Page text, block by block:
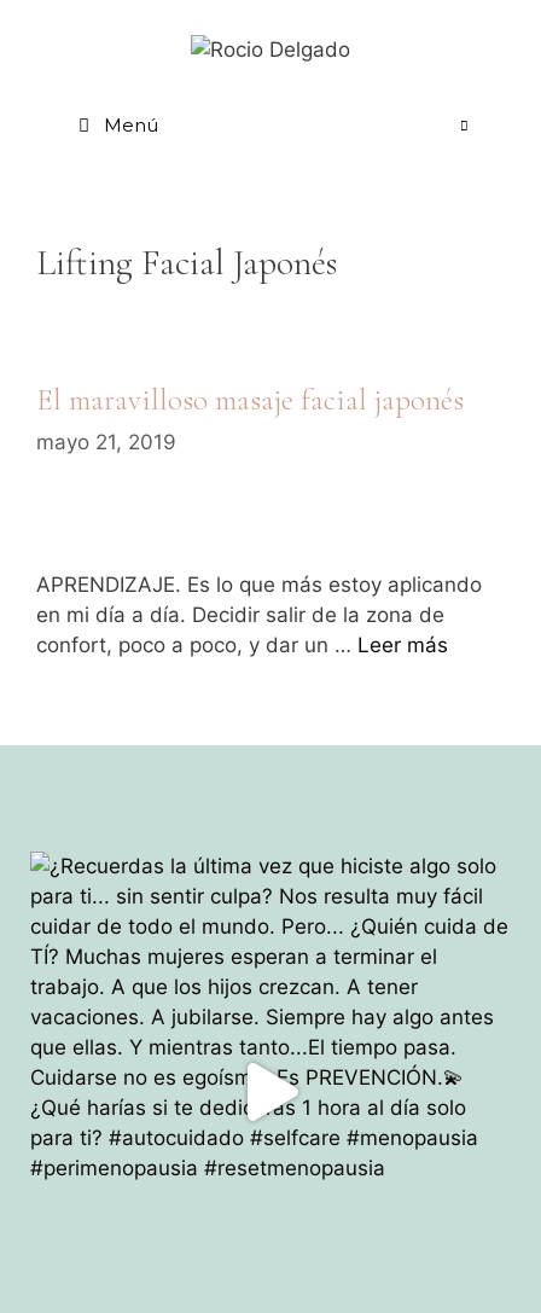
Menú
Lifting Facial Japonés
El maravilloso masaje facial japonés
mayo 21, 2019
APRENDIZAJE. Es lo que más estoy aplicando
en mi día a día. Decidir salir de la zona de
confort, poco a poco, y dar un … Leer más